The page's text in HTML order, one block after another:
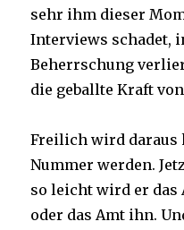
sehr ihm dieser
Interviews schadet,
Beherrschung
die geballte Kraft
Freilich wird daraus
Nummer werden.
so leicht wird er
oder das Amt ihn.